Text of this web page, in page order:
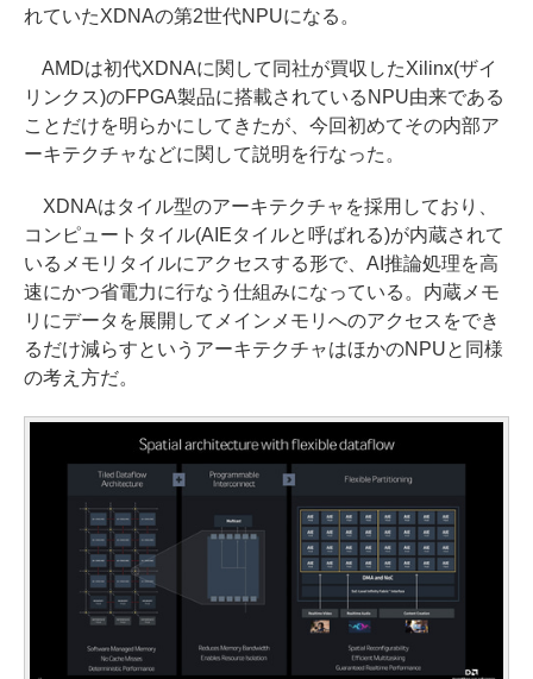
れていたXDNAの第2世代NPUになる。
AMDは初代XDNAに関して同社が買収したXilinx(ザイ
リンクス)のFPGA製品に搭載されているNPU由来である
ことだけを明らかにしてきたが、今回初めてその内部ア
ーキテクチャなどに関して説明を行なった。
XDNAはタイル型のアーキテクチャを採用しており、
コンピュートタイル(AIEタイルと呼ばれる)が内蔵されて
いるメモリタイルにアクセスする形で、AI推論処理を高
速にかつ省電力に行なう仕組みになっている。内蔵メモ
リにデータを展開してメインメモリへのアクセスをでき
るだけ減らすというアーキテクチャはほかのNPUと同様
の考え方だ。